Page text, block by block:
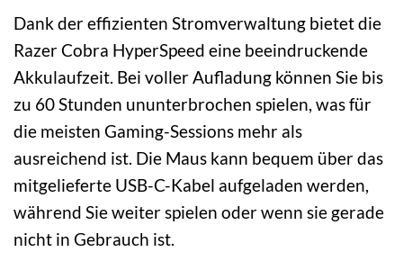
Dank der effizienten Stromverwaltung bietet die
Razer Cobra HyperSpeed eine beeindruckende
Akkulaufzeit. Bei voller Aufladung können Sie bis
zu 60 Stunden ununterbrochen spielen, was für
die meisten Gaming-Sessions mehr als
ausreichend ist. Die Maus kann bequem über das
mitgelieferte USB-C-Kabel aufgeladen werden,
während Sie weiter spielen oder wenn sie gerade
nicht in Gebrauch ist.